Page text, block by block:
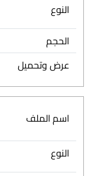
النوع
الحجم
عرض وتحميل
اسم الملف
النوع